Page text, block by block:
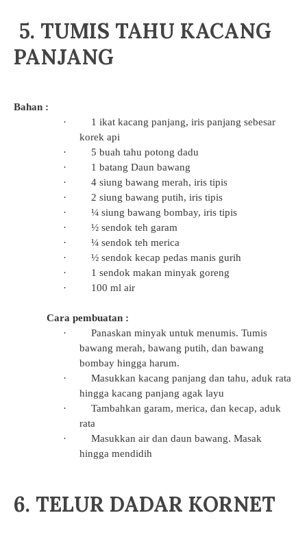
5. TUMIS TAHU KACANG
PANJANG
Bahan :
·
1 ikat kacang panjang, iris panjang sebesar
korek api
·
5 buah tahu potong dadu
·
1 batang Daun bawang
·
4 siung bawang merah, iris tipis
·
2 siung bawang putih, iris tipis
·
¼ siung bawang bombay, iris tipis
·
½ sendok teh garam
·
¼ sendok teh merica
·
½ sendok kecap pedas manis gurih
·
1 sendok makan minyak goreng
·
100 ml air
Cara pembuatan :
·
Panaskan minyak untuk menumis. Tumis
bawang merah, bawang putih, dan bawang
bombay hingga harum.
·
Masukkan kacang panjang dan tahu, aduk rata
hingga kacang panjang agak layu
·
Tambahkan garam, merica, dan kecap, aduk
rata
·
Masukkan air dan daun bawang. Masak
hingga mendidih
6. TELUR DADAR KORNET